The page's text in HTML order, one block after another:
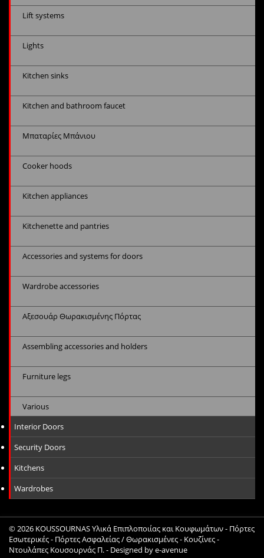
Lift systems
Lights
Kitchen sinks
Kitchen and bathroom faucet
Μπαταρίες Μπάνιου
Cooker hoods
Kitchen appliances
Kitchenette and pantries
Accessories and systems for doors
Wardrobe accessories
Αξεσουάρ Θωρακισμένης Πόρτας
Assembling accessories and holders
Furniture legs
Various
Interior Doors
Security Doors
Kitchens
Wardrobes
© 2026 KOUSSOURNAS Υλικά Επιπλοποιίας και Κουφωμάτων - Πόρτες
Εσωτερικές - Πόρτες Ασφαλείας / Θωρακισμένες - Κουζίνες -
Ντουλάπες Κουσουρνάς Π.- Designed bye-avenue